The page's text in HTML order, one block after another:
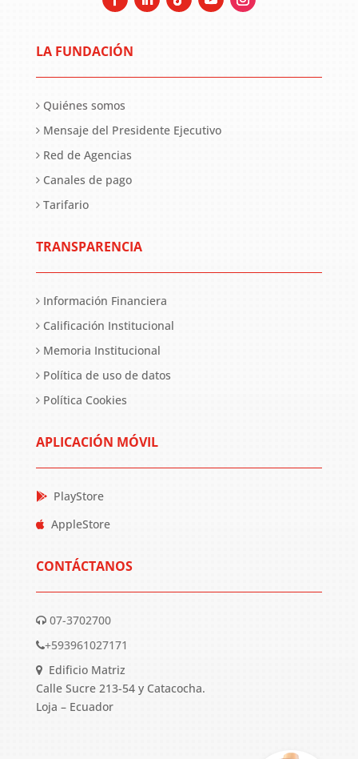
LA FUNDACIÓN
Quiénes somos
Mensaje del Presidente Ejecutivo
Red de Agencias
Canales de pago
Tarifario
TRANSPARENCIA
Información Financiera
Calificación Institucional
Memoria Institucional
Política de uso de datos
Política Cookies
APLICACIÓN MÓVIL
PlayStore
AppleStore
CONTÁCTANOS
07-3702700
+593961027171
Edificio Matriz
Calle Sucre 213-54 y Catacocha.
Loja – Ecuador